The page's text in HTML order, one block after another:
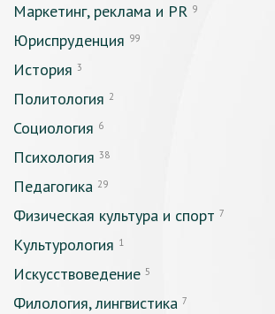
Маркетинг, реклама и PR 9
Юриспруденция 99
История 3
Политология 2
Социология 6
Психология 38
Педагогика 29
Физическая культура и спорт 7
Культурология 1
Искусствоведение 5
Филология, лингвистика 7